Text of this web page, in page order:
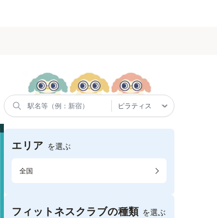
エリア を選ぶ
全国
フィットネスクラブの種類 を選ぶ